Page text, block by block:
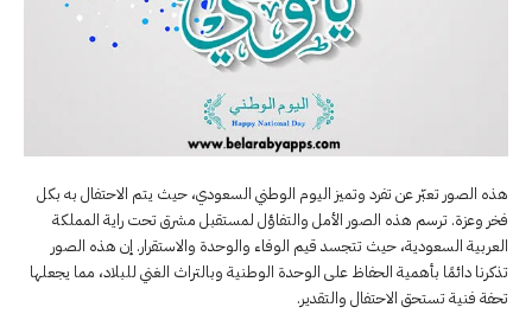
هذه الصور تعبّر عن تفرد وتميز اليوم الوطني السعودي، حيث يتم الاحتفال به بكل
فخر وعزة. ترسم هذه الصور الأمل والتفاؤل لمستقبل مشرق تحت راية المملكة
العربية السعودية، حيث تتجسد قيم الوفاء والوحدة والاستقرار. إن هذه الصور
تذكرنا دائمًا بأهمية الحفاظ على الوحدة الوطنية وبالتراث الغني للبلاد، مما يجعلها
تحفة فنية تستحق الاحتفال والتقدير.